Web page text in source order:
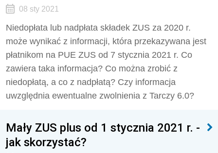
08 sty 2021
Niedopłata lub nadpłata składek ZUS za 2020 r.
może wynikać z informacji, która przekazywana jest
płatnikom na PUE ZUS od 7 stycznia 2021 r. Co
zawiera taka informacja? Co można zrobić z
niedopłatą, a co z nadpłatą? Czy informacja
uwzględnia ewentualne zwolnienia z Tarczy 6.0?
Mały ZUS plus od 1 stycznia 2021 r. -
jak skorzystać?